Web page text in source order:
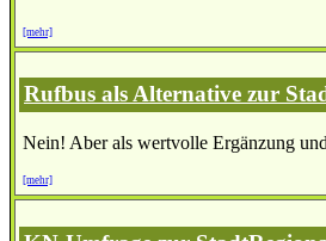
[mehr]
Rufbus als Alternative zur
Nein! Aber als wertvolle Ergänzung
[mehr]